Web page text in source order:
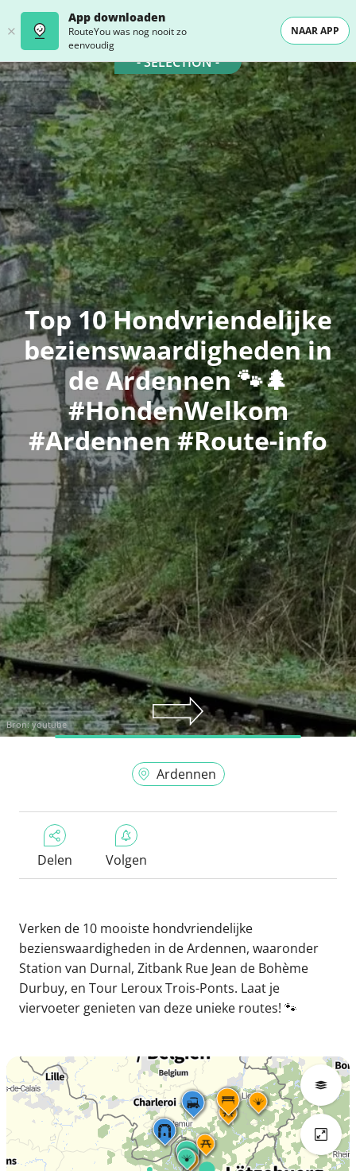
App downloaden
RouteYou was nog nooit zo
eenvoudig
NAAR APP
- SELECTION -
Top 10 Hondvriendelijke
bezienswaardigheden in
de Ardennen 🐾🌲
#HondenWelkom
#Ardennen #Route-info
Bron:youtube
Ardennen
Delen Volgen
Verken de 10 mooiste hondvriendelijke
bezienswaardigheden in de Ardennen, waaronder
Station van Durnal, Zitbank Rue Jean de Bohème
Durbuy, en Tour Leroux Trois-Ponts. Laat je
viervoeter genieten van deze unieke routes! 🐾